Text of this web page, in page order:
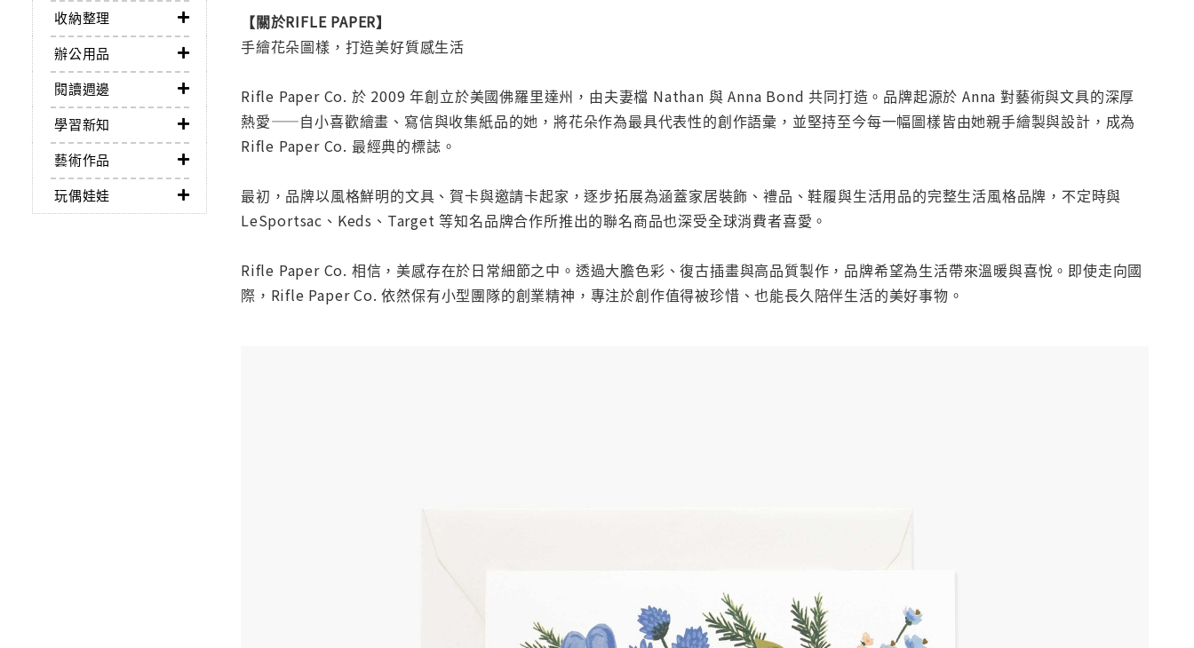
收納整理
辦公用品
閱讀週邊
學習新知
藝術作品
玩偶娃娃
【關於RIFLE PAPER】
手繪花朵圖樣，打造美好質感生活
Rifle Paper Co. 於 2009 年創立於美國佛羅里達州，由夫妻檔 Nathan 與 Anna Bond 共同打造。品牌起源於 Anna 對藝術與文具的深厚
熱愛——自小喜歡繪畫、寫信與收集紙品的她，將花朵作為最具代表性的創作語彙，並堅持至今每一幅圖樣皆由她親手繪製與設計，成為
Rifle Paper Co. 最經典的標誌。
最初，品牌以風格鮮明的文具、賀卡與邀請卡起家，逐步拓展為涵蓋家居裝飾、禮品、鞋履與生活用品的完整生活風格品牌，不定時與
LeSportsac、Keds、Target 等知名品牌合作所推出的聯名商品也深受全球消費者喜愛。
Rifle Paper Co. 相信，美感存在於日常細節之中。透過大膽色彩、復古插畫與高品質製作，品牌希望為生活帶來溫暖與喜悅。即使走向國
際，Rifle Paper Co. 依然保有小型團隊的創業精神，專注於創作值得被珍惜、也能長久陪伴生活的美好事物。